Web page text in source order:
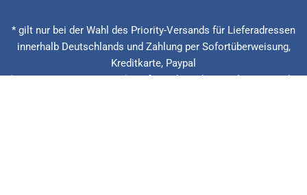
* gilt nur bei der Wahl des Priority-Versands für Lieferadressen
innerhalb Deutschlands und Zahlung per Sofortüberweisung,
Kreditkarte, Paypal